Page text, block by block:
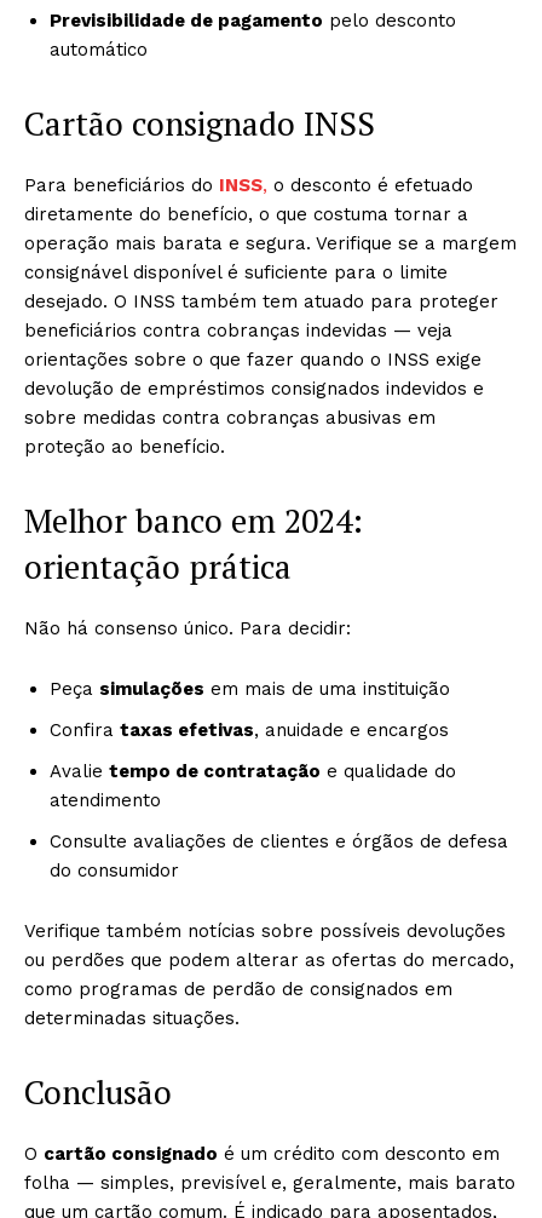
Previsibilidade de pagamento pelo desconto
automático
Cartão consignado INSS
Para beneficiários do INSS, o desconto é efetuado
diretamente do benefício, o que costuma tornar a
operação mais barata e segura. Verifique se a margem
consignável disponível é suficiente para o limite
desejado. O INSS também tem atuado para proteger
beneficiários contra cobranças indevidas — veja
orientações sobre o que fazer quando o INSS exige
devolução de empréstimos consignados indevidos e
sobre medidas contra cobranças abusivas em
proteção ao benefício.
Melhor banco em 2024:
orientação prática
Não há consenso único. Para decidir:
Peça simulações em mais de uma instituição
Confira taxas efetivas, anuidade e encargos
Avalie tempo de contratação e qualidade do
atendimento
Consulte avaliações de clientes e órgãos de defesa
do consumidor
Verifique também notícias sobre possíveis devoluções
ou perdões que podem alterar as ofertas do mercado,
como programas de perdão de consignados em
determinadas situações.
Conclusão
O cartão consignado é um crédito com desconto em
folha — simples, previsível e, geralmente, mais barato
que um cartão comum. É indicado para aposentados,